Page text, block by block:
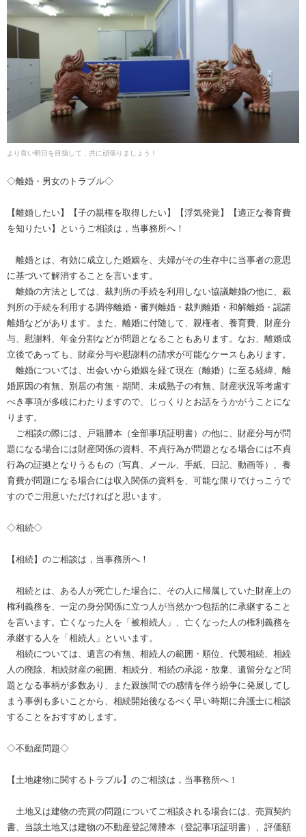
より良い明日を目指して，共に頑張りましょう！
◇離婚・男女のトラブル◇
【離婚したい】【子の親権を取得したい】【浮気発覚】【適正な養育費
を知りたい】というご相談は，当事務所へ！
離婚とは、有効に成立した婚姻を、夫婦がその生存中に当事者の意思
に基づいて解消することを言います。
離婚の方法としては、裁判所の手続を利用しない協議離婚の他に、裁
判所の手続を利用する調停離婚・審判離婚・裁判離婚・和解離婚・認諾
離婚などがあります。また、離婚に付随して、親権者、養育費、財産分
与、慰謝料、年金分割などが問題となることもあります。なお、離婚成
立後であっても、財産分与や慰謝料の請求が可能なケースもあります。
離婚については、出会いから婚姻を経て現在（離婚）に至る経緯、離
婚原因の有無、別居の有無・期間、未成熟子の有無、財産状況等考慮す
べき事項が多岐にわたりますので、じっくりとお話をうかがうことにな
ります。
ご相談の際には、戸籍謄本（全部事項証明書）の他に、財産分与が問
題になる場合には財産関係の資料、不貞行為が問題となる場合には不貞
行為の証拠となりうるもの（写真、メール、手紙、日記、動画等）、養
育費が問題になる場合には収入関係の資料を、可能な限りでけっこうで
すのでご用意いただければと思います。
◇相続◇
【相続】のご相談は，当事務所へ！
相続とは、ある人が死亡した場合に、その人に帰属していた財産上の
権利義務を、一定の身分関係に立つ人が当然かつ包括的に承継すること
を言います。亡くなった人を「被相続人」、亡くなった人の権利義務を
承継する人を「相続人」といいます。
相続については、遺言の有無、相続人の範囲・順位、代襲相続、相続
人の廃除、相続財産の範囲、相続分、相続の承認・放棄、遺留分など問
題となる事柄が多数あり、また親族間での感情を伴う紛争に発展してし
まう事例も多いことから、相続開始後なるべく早い時期に弁護士に相談
することをおすすめします。
◇不動産問題◇
【土地建物に関するトラブル】のご相談は，当事務所へ！
土地又は建物の売買の問題についてご相談される場合には、売買契約
書、当該土地又は建物の不動産登記簿謄本（登記事項証明書）、評価額